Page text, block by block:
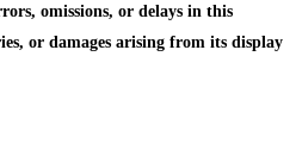
omissions, or delays in this
or damages arising from its display